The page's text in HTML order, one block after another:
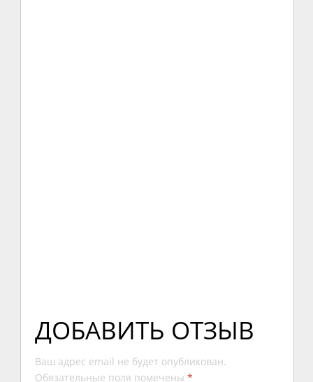
ДОБАВИТЬ ОТЗЫВ
Ваш адрес email не будет опубликован.
Обязательные поля помечены *